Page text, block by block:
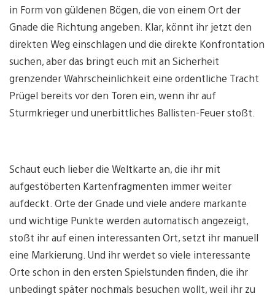
in Form von güldenen Bögen, die von einem Ort der
Gnade die Richtung angeben. Klar, könnt ihr jetzt den
direkten Weg einschlagen und die direkte Konfrontation
suchen, aber das bringt euch mit an Sicherheit
grenzender Wahrscheinlichkeit eine ordentliche Tracht
Prügel bereits vor den Toren ein, wenn ihr auf
Sturmkrieger und unerbittliches Ballisten-Feuer stoßt.
Schaut euch lieber die Weltkarte an, die ihr mit
aufgestöberten Kartenfragmenten immer weiter
aufdeckt. Orte der Gnade und viele andere markante
und wichtige Punkte werden automatisch angezeigt,
stoßt ihr auf einen interessanten Ort, setzt ihr manuell
eine Markierung. Und ihr werdet so viele interessante
Orte schon in den ersten Spielstunden finden, die ihr
unbedingt später nochmals besuchen wollt, weil ihr zu